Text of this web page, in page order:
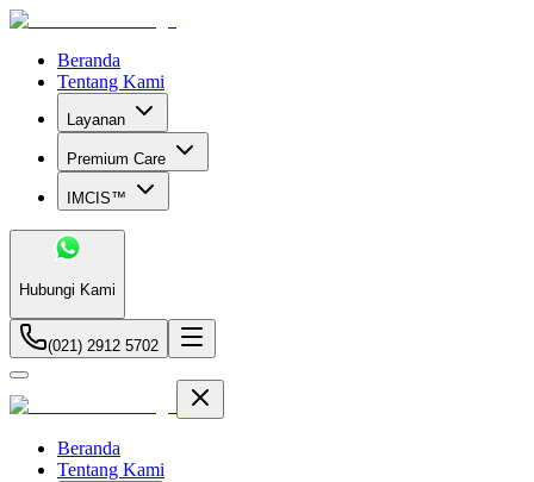
Beranda
Tentang Kami
Layanan
Premium Care
IMCIS™
Hubungi Kami
(021) 2912 5702
Beranda
Tentang Kami